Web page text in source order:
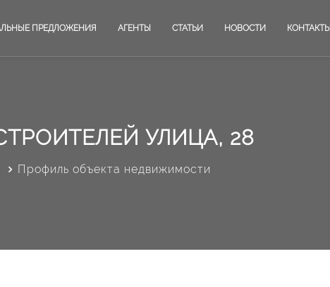
ПРЕДЛОЖЕНИЯ АГЕНТЫ СТАТЬИ НОВОСТИ КОНТАКТЫ
УЛИЦА, 28
Профиль объекта недвижимости